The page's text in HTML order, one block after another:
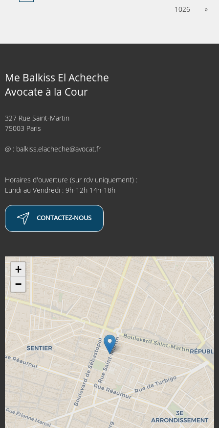
1026
»
Me Balkiss El Acheche
Avocate à la Cour
327 Rue Saint-Martin
75003 Paris
@ : balkiss.elacheche@avocat.fr
Horaires d'ouverture (sur rdv uniquement) :
Lundi au Vendredi : 9h-12h 14h-18h
CONTACTEZ-NOUS
+
−